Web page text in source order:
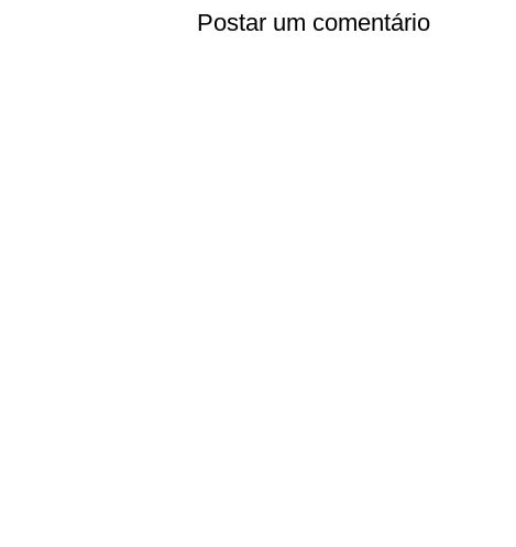
Postar um comentário